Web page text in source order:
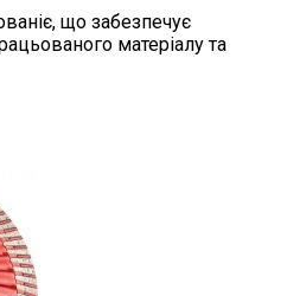
що забезпечує
матеріалу та